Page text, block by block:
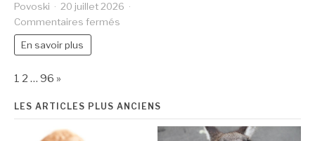
Povoski
20 juillet 2026
Commentaires fermés
:
une
aventure
En savoir plus
Page:
1 2 … 96 Next
»
LES ARTICLES PLUS ANCIENS